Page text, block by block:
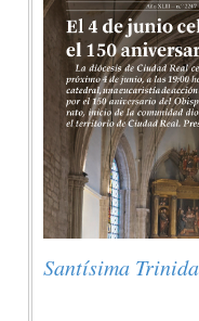
Santísima